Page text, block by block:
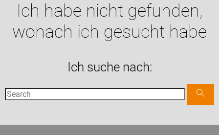
Ich habe nicht gefunden,
wonach ich gesucht habe
Ich suche nach: